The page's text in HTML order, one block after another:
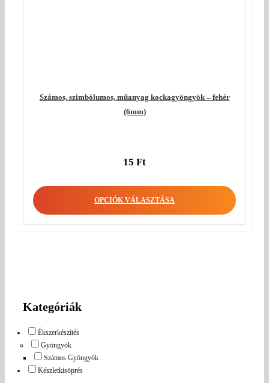
Számos, szimbólumos, műanyag kockagyöngyök – fehér
(6mm)
15 Ft
OPCIÓK VÁLASZTÁSA
Kategóriák
Ékszerkészítés
Gyöngyök
Számos Gyöngyök
Készletkisöprés